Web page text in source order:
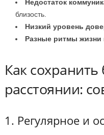
Недостаток
близость.
Низкий уровень
Разные ритмы жизни
Как
расстоянии:
1. Регулярное и